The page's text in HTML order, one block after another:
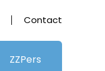
Contact
ZZPers